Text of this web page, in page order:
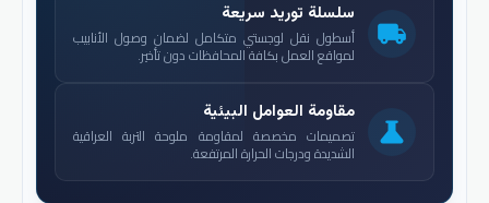
local_shipping
سلسلة توريد سريعة
أسطول نقل لوجستي متكامل لضمان وصول الأنابيب
لمواقع العمل بكافة المحافظات دون تأخير.
science
مقاومة العوامل البيئية
تصميمات مخصصة لمقاومة ملوحة التربة العراقية
الشديدة ودرجات الحرارة المرتفعة.